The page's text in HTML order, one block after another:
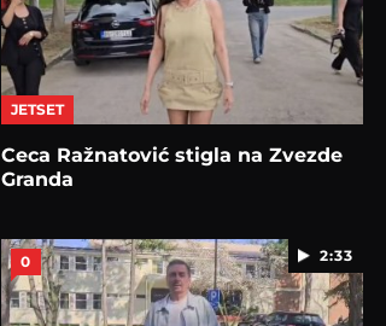
JETSET
Ceca Ražnatović stigla na Zvezde
Granda
2:33
0